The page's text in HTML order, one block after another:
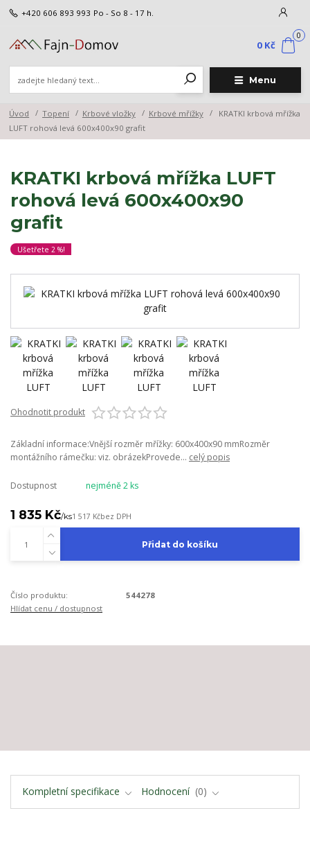
Menu
+420 606 893 993 Po - So 8 - 17 h.
0
0 Kč
Úvod Topení Krbové vložky Krbové mřížky
KRATKI krbová mřížka
LUFT rohová levá 600x400x90 grafit
KRATKI krbová mřížka LUFT
rohová levá 600x400x90
grafit
Ušetřete 2 %!
Ohodnotit produkt
Základní informace:Vnější rozměr mřížky: 600x400x90 mmRozměr
montážního rámečku: viz. obrázekProvede... celý popis
Dostupnost nejméně 2 ks
1 835 Kč/ks1 517 Kčbez DPH
Přidat do košíku
Číslo produktu:
544278
Hlídat cenu / dostupnost
Kompletní specifikace Hodnocení 0